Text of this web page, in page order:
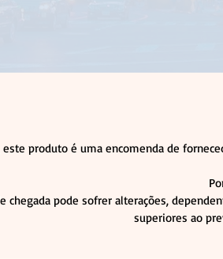
este produto é uma encomenda de
chegada pode sofrer alterações,
superiores ao